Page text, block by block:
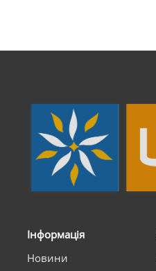
Інформація
Новини